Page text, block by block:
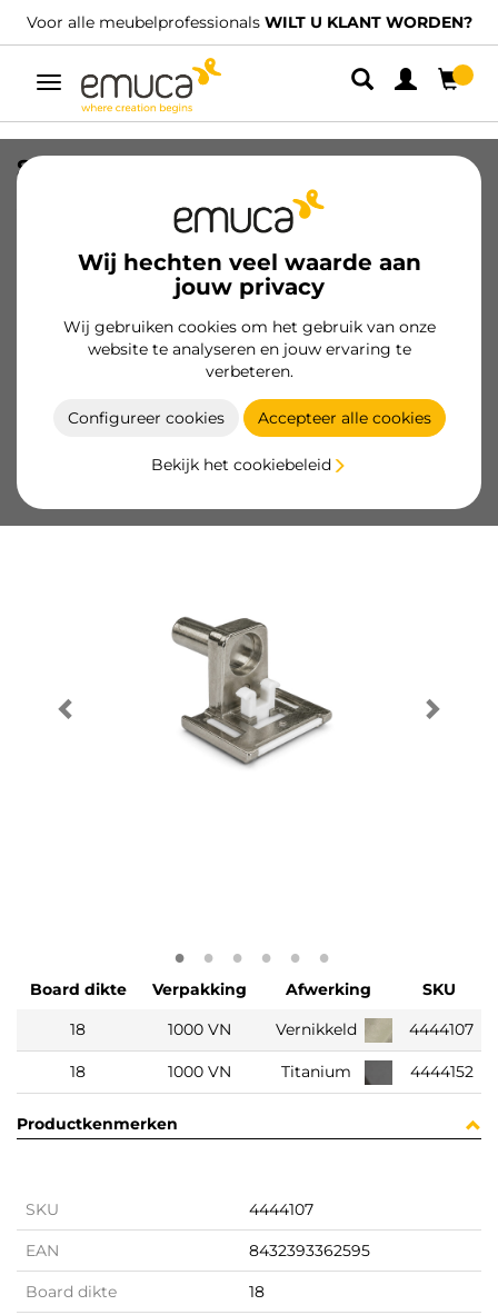
alle meubelprofessionalsWILT U KLANT WORDEN?
Umschaltbare
Navigation
Wij hechten veel waarde aan
jouw privacy
Wij gebruiken cookies om het gebruik van onze
website te analyseren en jouw ervaring te
verbeteren.
Configureer cookies Accepteer alle cookies
Bekijk het cookiebeleid
Steun voor UniClip, met bout,
plankdikte 18 mm, Zamak en Plastic,
4444107 / EAN 8432393362595
Essentiële producten
Klant worden
Productspecificatie
Board dikte Verpakking Afwerking
SKU
18
1000 VN Vernikkeld 4444107
18 1000 VN Titanium 4444152
Productkenmerken
SKU 4444107
EAN 8432393362595
Board dikte 18